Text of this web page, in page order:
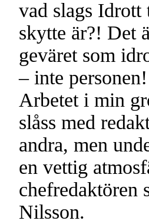
vad slags Idrott
skytte är?! Det
geväret som
– inte
Arbetet i min
slåss med
andra, men
en vettig
chefredaktören
Nilsson.